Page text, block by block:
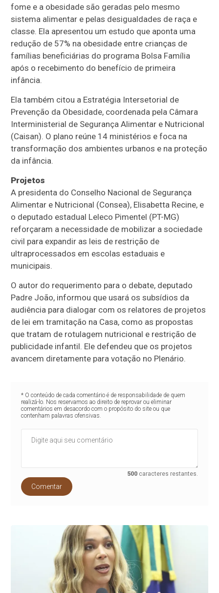
fome e a obesidade são geradas pelo mesmo
sistema alimentar e pelas desigualdades de raça e
classe. Ela apresentou um estudo que aponta uma
redução de 57% na obesidade entre crianças de
famílias beneficiárias do programa Bolsa Família
após o recebimento do benefício de primeira
infância.
Ela também citou a Estratégia Intersetorial de
Prevenção da Obesidade, coordenada pela Câmara
Interministerial de Segurança Alimentar e Nutricional
(Caisan). O plano reúne 14 ministérios e foca na
transformação dos ambientes urbanos e na proteção
da infância.
Projetos
A presidenta do Conselho Nacional de Segurança
Alimentar e Nutricional (Consea), Elisabetta Recine, e
o deputado estadual Leleco Pimentel (PT-MG)
reforçaram a necessidade de mobilizar a sociedade
civil para expandir as leis de restrição de
ultraprocessados em escolas estaduais e
municipais.
O autor do requerimento para o debate, deputado
Padre João, informou que usará os subsídios da
audiência para dialogar com os relatores de projetos
de lei em tramitação na Casa, como as propostas
que tratam de rotulagem nutricional e restrição de
publicidade infantil. Ele defendeu que os projetos
avancem diretamente para votação no Plenário.
* O conteúdo de cada comentário é de responsabilidade de quem
realizá-lo. Nos reservamos ao direito de reprovar ou eliminar
comentários em desacordo com o propósito do site ou que
contenham palavras ofensivas.
500 caracteres restantes.
Comentar